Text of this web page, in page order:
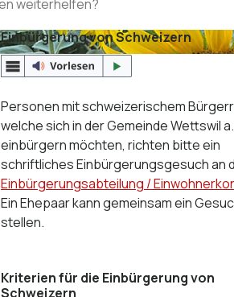
Einbürgerung von Schweizern
Personen mit schweizerischem
welche sich in der Gemeinde Wettswil
einbürgern möchten, richten bitte ein
schriftliches Einbürgerungsgesuch an
Einbürgerungsabteilung /
Ein Ehepaar kann gemeinsam ein
stellen.
Kriterien für die Einbürgerung von
Schweizern